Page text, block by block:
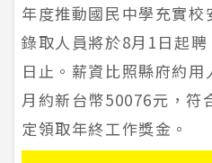
年度推動國民中學充實校
錄取人員將於8月1日起
日止。薪資比照縣府約
月約新台幣50076元，符
定領取年終工作獎金。